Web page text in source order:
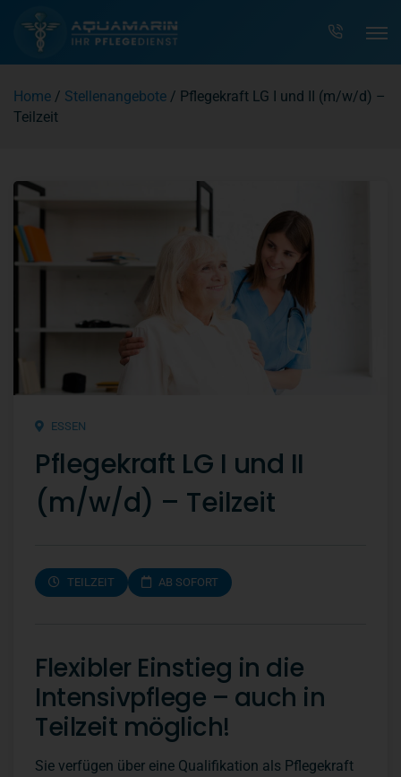
Home / Stellenangebote / Pflegekraft LG I und II (m/w/d) –
Teilzeit
ESSEN
Pflegekraft LG I und II
(m/w/d) – Teilzeit
TEILZEIT AB SOFORT
Flexibler Einstieg in die
Intensivpflege – auch in
Teilzeit möglich!
Sie verfügen über eine Qualifikation als Pflegekraft